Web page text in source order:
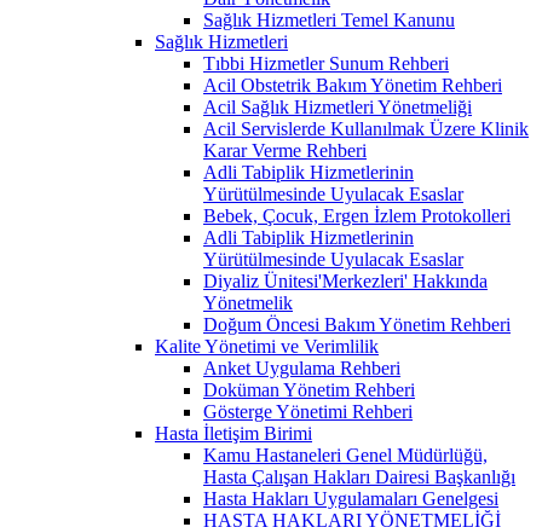
Sağlık Hizmetleri Temel Kanunu
Sağlık Hizmetleri
Tıbbi Hizmetler Sunum Rehberi
Acil Obstetrik Bakım Yönetim Rehberi
Acil Sağlık Hizmetleri Yönetmeliği
Acil Servislerde Kullanılmak Üzere Klinik
Karar Verme Rehberi
Adli Tabiplik Hizmetlerinin
Yürütülmesinde Uyulacak Esaslar
Bebek, Çocuk, Ergen İzlem Protokolleri
Adli Tabiplik Hizmetlerinin
Yürütülmesinde Uyulacak Esaslar
Diyaliz Ünitesi'Merkezleri' Hakkında
Yönetmelik
Doğum Öncesi Bakım Yönetim Rehberi
Kalite Yönetimi ve Verimlilik
Anket Uygulama Rehberi
Doküman Yönetim Rehberi
Gösterge Yönetimi Rehberi
Hasta İletişim Birimi
Kamu Hastaneleri Genel Müdürlüğü,
Hasta Çalışan Hakları Dairesi Başkanlığı
Hasta Hakları Uygulamaları Genelgesi
HASTA HAKLARI YÖNETMELİĞİ